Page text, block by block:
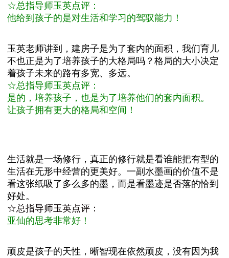
☆总指导师玉英点评：
他给到孩子的是对生活和学习的驾驭能力！
玉英老师讲到，建房子是为了套内的面积，我们育儿
不也正是为了培养孩子的大格局吗？格局的大小决定
着孩子未来的路有多宽、多远。
☆总指导师玉英点评：
是的，培养孩子，也是为了培养他们的套内面积。
让孩子拥有更大的格局和空间！
生活就是一场修行，真正的修行就是看谁能把有型的
生活在无形中经营的更美好。 一副水墨画的价值不是
看这张纸吸了多么多的墨，而是看墨迹是否落的恰到
好处。
☆总指导师玉英点评：
亚仙的思考非常好！
顽皮是孩子的天性，晰智现在依然顽皮，没有因为我